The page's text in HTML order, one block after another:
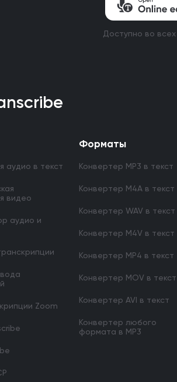
Доступно во
аудио в текст
видео
аудио и
Zoom
Форматы
Конвертер MP3 в текст
Конвертер M4A в текст
Конвертер WAV в текст
Конвертер M4V в текст
Конвертер MP4 в текст
Конвертер MOV в текст
Конвертер AVI в текст
Конвертер любого
формата в MP3